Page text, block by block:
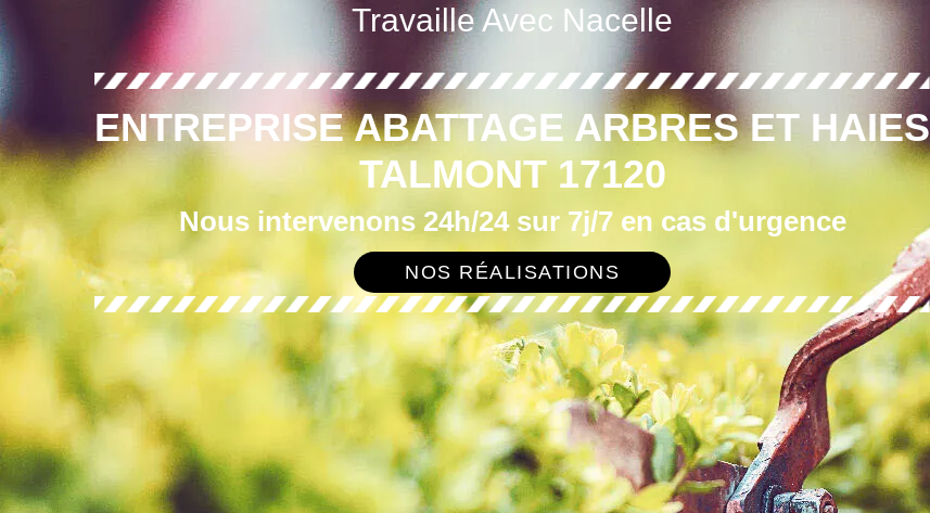
Travaille Avec Nacelle
ENTREPRISE ABATTAGE ARBRES ET HAIES
TALMONT 17120
Nous intervenons 24h/24 sur 7j/7 en cas d'urgence
NOS RÉALISATIONS